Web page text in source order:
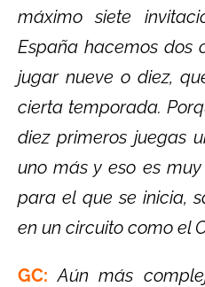
máximo siete
España hacemos dos
jugar nueve o diez,
cierta temporada.
diez primeros juegas
uno más y eso es
para el que se inicia,
en un circuito como el
GC: Aún más